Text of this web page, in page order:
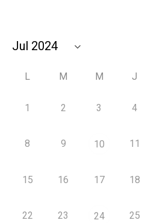
L M M J
1 2 3 4
8 9 10 11
15 16 17 18
22 23 24 25